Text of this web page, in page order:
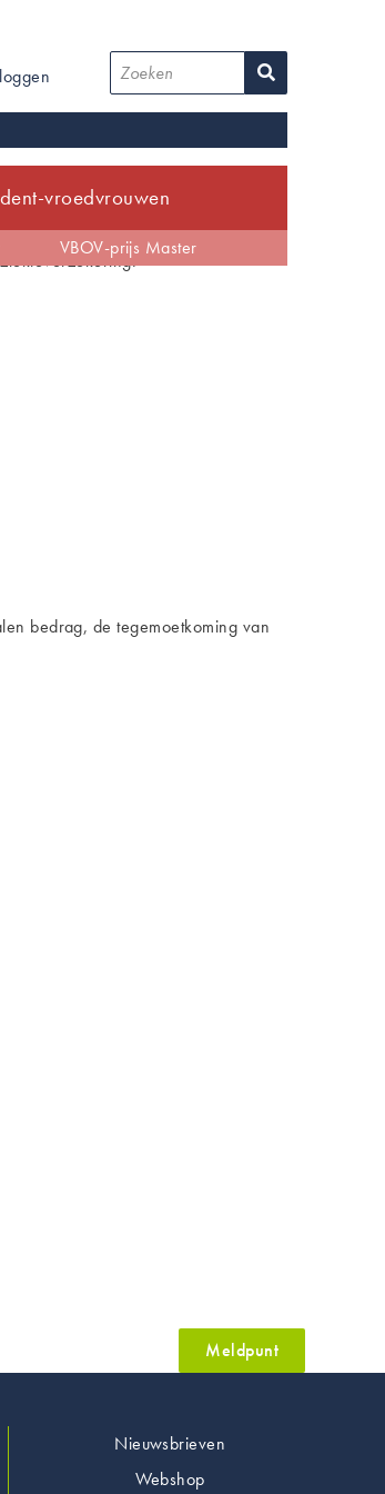
Anders dan verwacht
vroedvrouwen
VBOV-prijs Master
bedrag, de tegemoetkoming van
Meldpunt
Nieuwsbrieven
Webshop